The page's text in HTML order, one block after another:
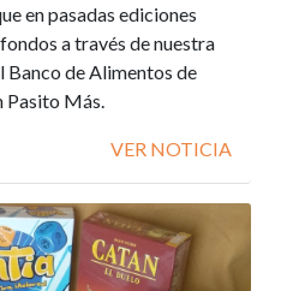
en pasadas ediciones
a través de nuestra
Banco de Alimentos de
Pasito Más.
VER NOTICIA